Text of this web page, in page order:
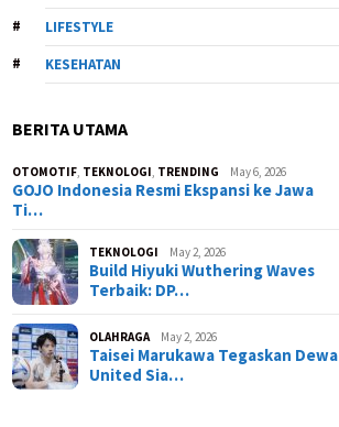
LIFESTYLE
KESEHATAN
BERITA UTAMA
OTOMOTIF, TEKNOLOGI, TRENDING May 6, 2026
GOJO Indonesia Resmi Ekspansi ke Jawa
Ti…
TEKNOLOGI May 2, 2026
Build Hiyuki Wuthering Waves
Terbaik: DP…
OLAHRAGA May 2, 2026
Taisei Marukawa Tegaskan Dewa
United Sia…